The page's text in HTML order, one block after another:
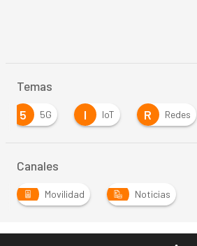
Temas
5
5G I IoT R Redes
Canales
Movilidad
Noticias